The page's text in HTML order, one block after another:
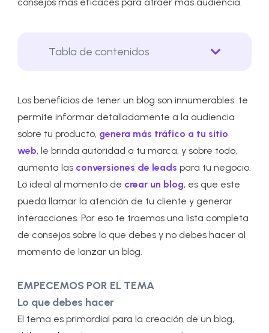
Tabla de contenidos
Los beneficios de tener un blog son innumerables: te
permite informar detalladamente a la audiencia
sobre tu producto, genera más tráfico a tu sitio
web, le brinda autoridad a tu marca, y sobre todo,
aumenta las conversiones de leads para tu negocio.
Lo ideal al momento de crear un blog, es que este
pueda llamar la atención de tu cliente y generar
interacciones. Por eso te traemos una lista completa
de consejos sobre lo que debes y no debes hacer al
momento de lanzar un blog.
EMPECEMOS POR EL TEMA
Lo que debes hacer
El tema es primordial para la creación de un blog,